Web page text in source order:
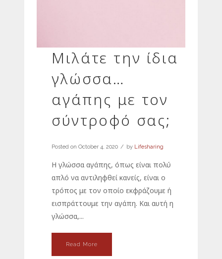
Μιλάτε την ίδια
γλώσσα…
αγάπης με τον
σύντροφό σας;
Posted on October 4, 2020 by Lifesharing
Η γλώσσα αγάπης, όπως είναι πολύ
απλό να αντιληφθεί κανείς, είναι ο
τρόπος με τον οποίο εκφράζουμε ή
εισπράττουμε την αγάπη. Και αυτή η
γλώσσα,...
Read More